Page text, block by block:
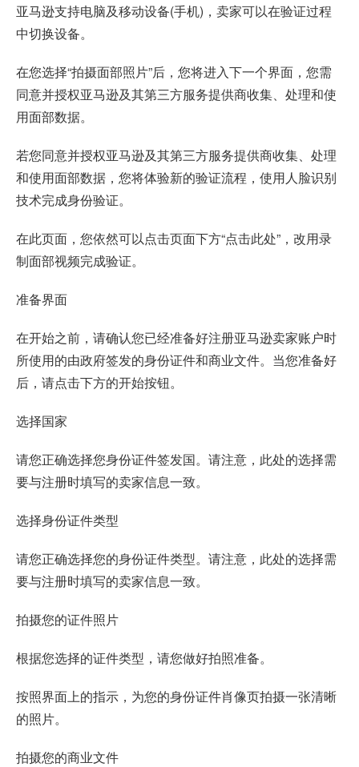
亚马逊支持电脑及移动设备(手机)，卖家可以在验证过程
中切换设备。
在您选择“拍摄面部照片”后，您将进入下一个界面，您需
同意并授权亚马逊及其第三方服务提供商收集、处理和使
用面部数据。
若您同意并授权亚马逊及其第三方服务提供商收集、处理
和使用面部数据，您将体验新的验证流程，使用人脸识别
技术完成身份验证。
在此页面，您依然可以点击页面下方“点击此处”，改用录
制面部视频完成验证。
准备界面
在开始之前，请确认您已经准备好注册亚马逊卖家账户时
所使用的由政府签发的身份证件和商业文件。当您准备好
后，请点击下方的开始按钮。
选择国家
请您正确选择您身份证件签发国。请注意，此处的选择需
要与注册时填写的卖家信息一致。
选择身份证件类型
请您正确选择您的身份证件类型。请注意，此处的选择需
要与注册时填写的卖家信息一致。
拍摄您的证件照片
根据您选择的证件类型，请您做好拍照准备。
按照界面上的指示，为您的身份证件肖像页拍摄一张清晰
的照片。
拍摄您的商业文件